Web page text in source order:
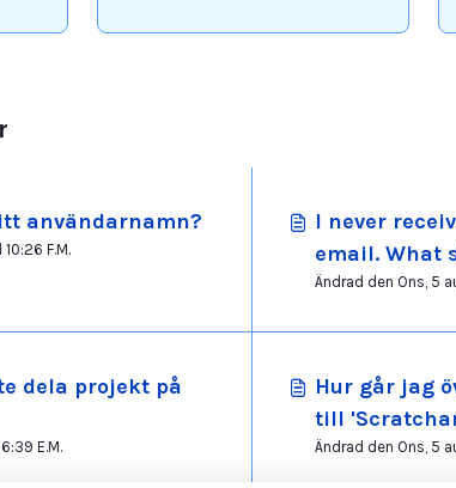
användarnamn?
F.M.
I never
email. What
Ändrad den Ons, 5
dela projekt på
Ändrad den Tis, 28 juli vid 6:39 E.M.
Hur går jag
till
Ändrad den Ons, 5